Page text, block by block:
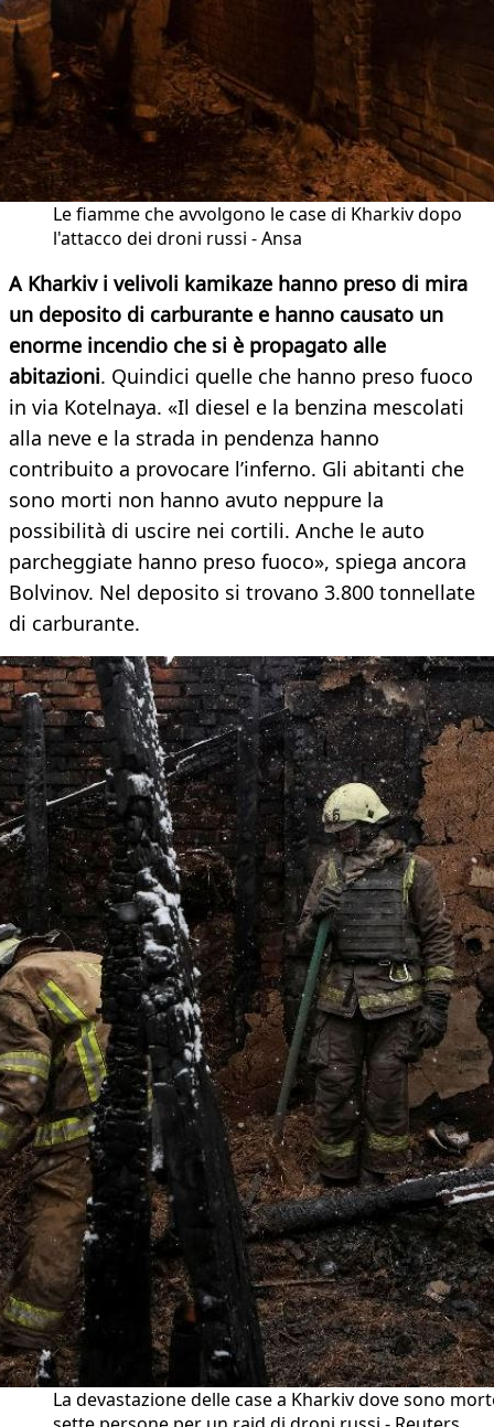
Le fiamme che avvolgono le case di Kharkiv dopo
l'attacco dei droni russi - Ansa
A Kharkiv i velivoli kamikaze hanno preso di mira
un deposito di carburante e hanno causato un
enorme incendio che si è propagato alle
abitazioni. Quindici quelle che hanno preso fuoco
in via Kotelnaya. «Il diesel e la benzina mescolati
alla neve e la strada in pendenza hanno
contribuito a provocare l’inferno. Gli abitanti che
sono morti non hanno avuto neppure la
possibilità di uscire nei cortili. Anche le auto
parcheggiate hanno preso fuoco», spiega ancora
Bolvinov. Nel deposito si trovano 3.800 tonnellate
di carburante.
La devastazione delle case a Kharkiv dove sono